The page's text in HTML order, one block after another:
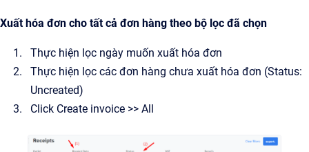
Xuất hóa đơn cho tất cả đơn hàng theo bộ lọc đã chọn
Thực hiện lọc ngày muốn xuất hóa đơn
Thực hiện lọc các đơn hàng chưa xuất hóa đơn (Status:
Uncreated)
Click Create invoice >> All